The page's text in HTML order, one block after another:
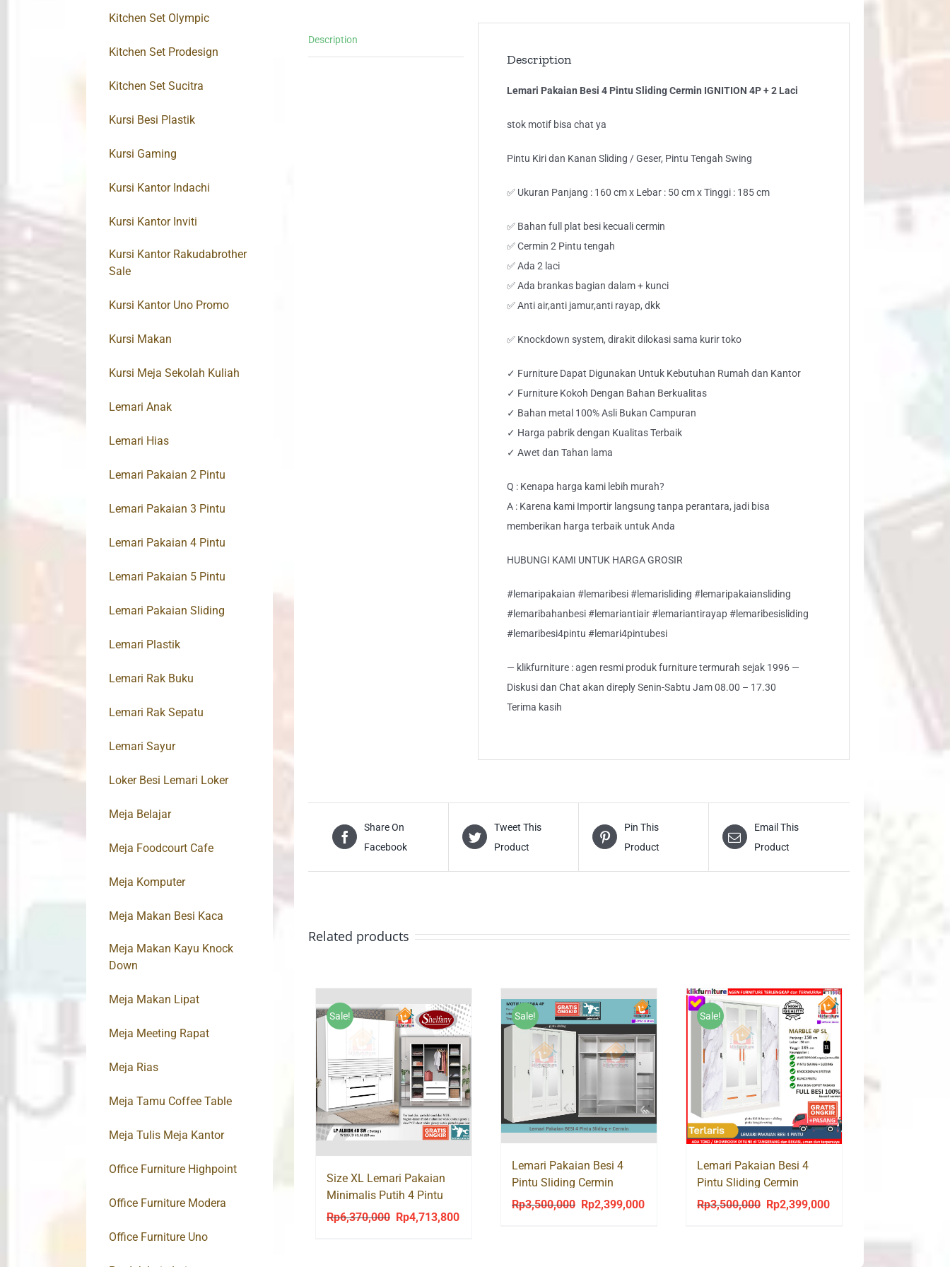
4P
Description
Description
Lemari Pakaian Besi 4 Pintu Sliding Cermin IGNITION 4P + 2 Laci
stok motif bisa chat ya
Pintu Kiri dan Kanan Sliding / Geser, Pintu Tengah Swing
✅ Ukuran Panjang : 160 cm x Lebar : 50 cm x Tinggi : 185 cm
✅ Bahan full plat besi kecuali cermin
✅ Cermin 2 Pintu tengah
✅ Ada 2 laci
✅ Ada brankas bagian dalam + kunci
✅ Anti air,anti jamur,anti rayap, dkk
✅ Knockdown system, dirakit dilokasi sama kurir toko
✓ Furniture Dapat Digunakan Untuk Kebutuhan Rumah dan Kantor
✓ Furniture Kokoh Dengan Bahan Berkualitas
✓ Bahan metal 100% Asli Bukan Campuran
✓ Harga pabrik dengan Kualitas Terbaik
✓ Awet dan Tahan lama
Q : Kenapa harga kami lebih murah?
A : Karena kami Importir langsung tanpa perantara, jadi bisa
memberikan harga terbaik untuk Anda
HUBUNGI KAMI UNTUK HARGA GROSIR
#lemaripakaian #lemaribesi #lemarisliding #lemaripakaiansliding
#lemaribahanbesi #lemariantiair #lemariantirayap #lemaribesisliding
#lemaribesi4pintu #lemari4pintubesi
— klikfurniture : agen resmi produk furniture termurah sejak 1996 —
Diskusi dan Chat akan direply Senin-Sabtu Jam 08.00 – 17.30
Terima kasih
Share On
Facebook
Tweet This
Product
Pin This
Product
Email This
Product
Related products
Sale!
Size XL Lemari Pakaian
Minimalis Putih 4 Pintu
ALBION 4D
Rp6,370,000
Original
Rp4,713,800Current
Sale!
Lemari Pakaian Besi 4
Pintu Sliding Cermin
VIRGINIA 4P + 2 Laci
Rp3,500,000
Original
Rp2,399,000Current
Sale!
Lemari Pakaian Besi 4
Pintu Sliding Cermin
MARBLE 4P + 2 Laci
Rp3,500,000
Original
Rp2,399,000Current
Rp2,399,000.
Kitchen Set Olympic
Kitchen Set Prodesign
Kitchen Set Sucitra
Kursi Besi Plastik
Kursi Gaming
Kursi Kantor Indachi
Kursi Kantor Inviti
Kursi Kantor Rakudabrother
Sale
Kursi Kantor Uno Promo
Kursi Makan
Kursi Meja Sekolah Kuliah
Lemari Anak
Lemari Hias
Lemari Pakaian 2 Pintu
Lemari Pakaian 3 Pintu
Lemari Pakaian 4 Pintu
Lemari Pakaian 5 Pintu
Lemari Pakaian Sliding
Lemari Plastik
Lemari Rak Buku
Lemari Rak Sepatu
Lemari Sayur
Loker Besi Lemari Loker
Meja Belajar
Meja Foodcourt Cafe
Meja Komputer
Meja Makan Besi Kaca
Meja Makan Kayu Knock
Down
Meja Makan Lipat
Meja Meeting Rapat
Meja Rias
Meja Tamu Coffee Table
Meja Tulis Meja Kantor
Office Furniture Highpoint
Office Furniture Modera
Office Furniture Uno